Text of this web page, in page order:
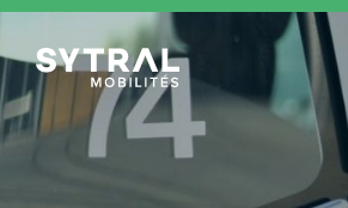
TCL Sytral